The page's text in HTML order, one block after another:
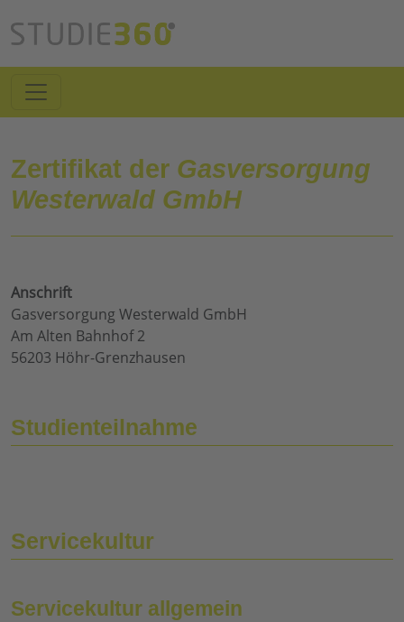
Zertifikat der Gasversorgung
Westerwald GmbH
Anschrift
Gasversorgung Westerwald GmbH
Am Alten Bahnhof 2
56203 Höhr-Grenzhausen
Studienteilnahme
Servicekultur
Servicekultur allgemein